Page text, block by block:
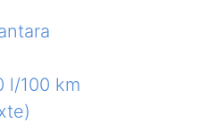
l/100 km